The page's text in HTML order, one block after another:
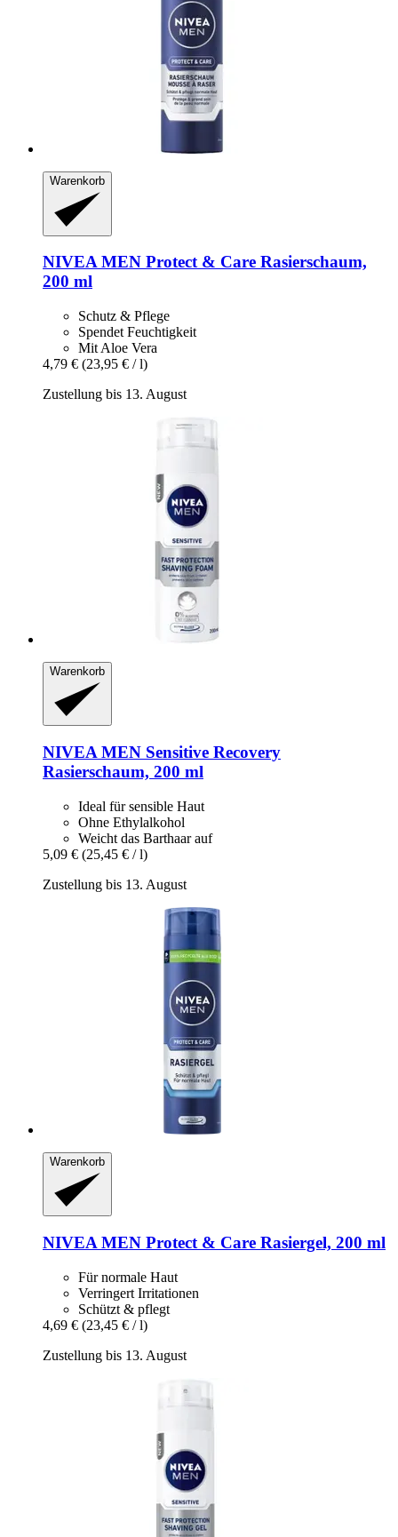
Warenkorb
NIVEAMEN Protect & Care Rasierschaum,
200 ml
Schutz & Pflege
Spendet Feuchtigkeit
Mit Aloe Vera
4,79 € (23,95 € / l)
Zustellung bis 13. August
Warenkorb
NIVEA MEN Sensitive Recovery
Rasierschaum, 200 ml
Ideal für sensible Haut
Ohne Ethylalkohol
Weicht das Barthaar auf
5,09 € (25,45 € / l)
Zustellung bis 13. August
Warenkorb
NIVEA MEN Protect & Care Rasiergel, 200 ml
Für normale Haut
Verringert Irritationen
Schützt & pflegt
4,69 € (23,45 € / l)
Zustellung bis 13. August